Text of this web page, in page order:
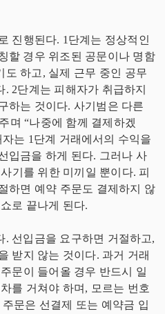
진행된다. 1단계는 정상적인
할 경우 위조된 공문이나 명함
도 하고, 실제 근무 중인 공무
2단계는 피해자가 취급하지
하는 것이다. 사기범은 다른
며 “나중에 함께 결제하겠
는 1단계 거래에서의 수익을
입금을 하게 된다. 그러나 사
기를 위한 미끼일 뿐이다. 피
하면 예약 주문도 결제하지 않
로 끝나게 된다.
. 선입금을 요구하면 거절하고,
받지 않는 것이다. 과거 거래
문이 들어올 경우 반드시 일
를 거쳐야 하며, 모르는 번호
문은 선결제 또는 예약금 입